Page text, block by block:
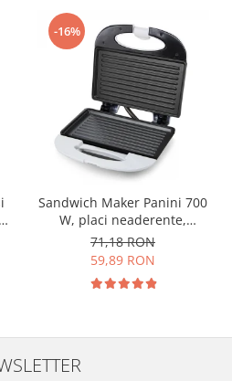
-16%
Sandwich Maker Panini 700
W, placi neaderente,
indicator LED culoare alba
71,18 RON
59,89 RON